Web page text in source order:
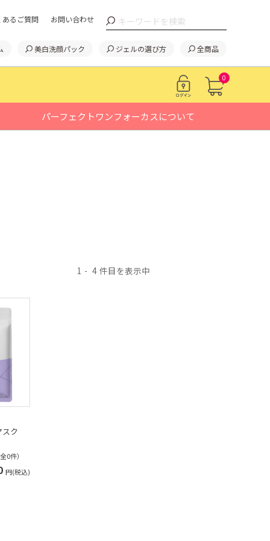
あるご質問 お問い合わせ
美白洗顔パック ジェルの選び方 全商品
0
パーフェクトワンフォーカスについて
1 4
スク
0件）
円(税込)